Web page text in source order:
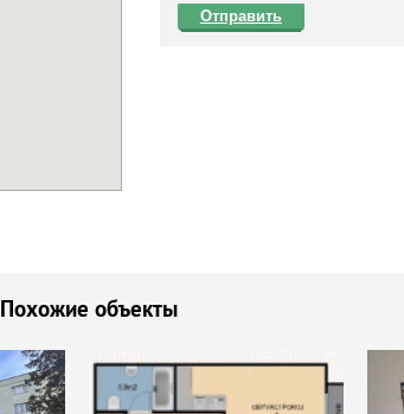
Отправить
Похожие объекты